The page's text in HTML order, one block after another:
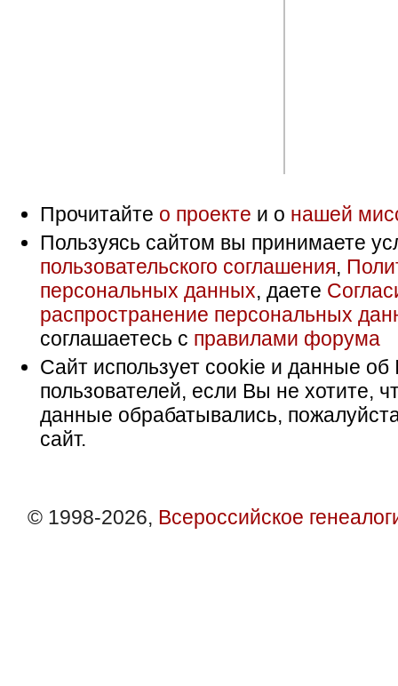
Прочитайте о проекте и о нашей
Пользуясь сайтом вы принимаете
пользовательского соглашения,
персональных данных, даете
распространение персональных
соглашаетесь с правилами форума
Сайт использует cookie и данные об
пользователей, если Вы не хотите,
данные обрабатывались,
сайт.
© 1998-2026, Всероссийское